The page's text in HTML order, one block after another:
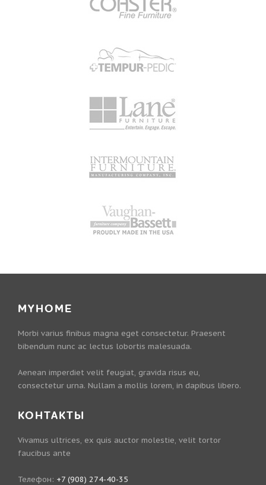
MYHOME
Morbi varius finibus magna eget consectetur. Praesent
bibendum nunc ac lectus lobortis malesuada.
Aenean imperdiet velit feugiat, gravida risus eu,
consectetur urna. Nullam a mollis lorem, in dapibus libero.
КОНТАКТЫ
Vivamus ultrices, ex quis auctor molestie, velit tortor
faucibus ante
Телефон: +7 (908) 274-40-35